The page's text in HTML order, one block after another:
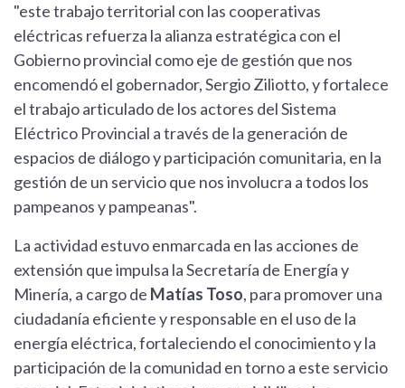
"este trabajo territorial con las cooperativas
eléctricas refuerza la alianza estratégica con el
Gobierno provincial como eje de gestión que nos
encomendó el gobernador, Sergio Ziliotto, y fortalece
el trabajo articulado de los actores del Sistema
Eléctrico Provincial a través de la generación de
espacios de diálogo y participación comunitaria, en la
gestión de un servicio que nos involucra a todos los
pampeanos y pampeanas".
La actividad estuvo enmarcada en las acciones de
extensión que impulsa la Secretaría de Energía y
Minería, a cargo de Matías Toso, para promover una
ciudadanía eficiente y responsable en el uso de la
energía eléctrica, fortaleciendo el conocimiento y la
participación de la comunidad en torno a este servicio